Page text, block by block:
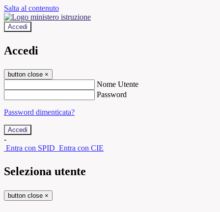
Salta al contenuto
Accedi
Accedi
button close ×
Nome Utente
Password
Password dimenticata?
-
Entra con SPID Entra con CIE
Seleziona utente
button close ×